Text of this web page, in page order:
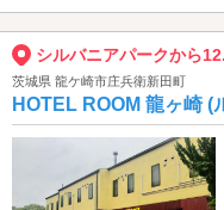
シルバニアパークから
茨城県 龍ケ崎市庄兵衛新田町
HOTEL ROOM 龍ヶ崎 (